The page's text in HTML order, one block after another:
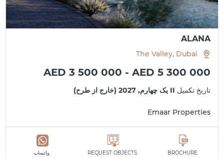
ALANA
The Valley, Dubai
AED 3 500 000 - AED 5 300 000
تاریخ تکمیل II یک چهارم, 2027 (خارج از طرح)
Emaar Properties
BROCHURE
REQUEST OBJECTS واتساپ